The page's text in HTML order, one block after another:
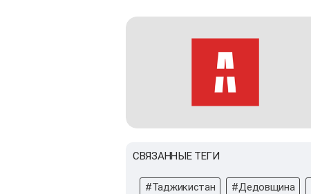
СВЯЗАННЫЕ ТЕГИ
#Таджикистан #Дедовщина